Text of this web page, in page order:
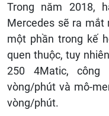
Trong năm 2018,
Mercedes sẽ ra mắt
một phần trong kế
quen thuộc, tuy
250 4Matic,
vòng/phút và mô-
vòng/phút.